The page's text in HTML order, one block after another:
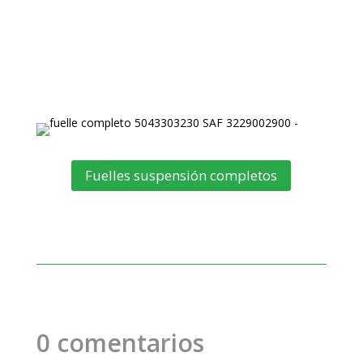
Fuelles suspensión completos
0 comentarios